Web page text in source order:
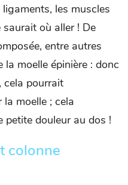
les muscles
où aller ! De
entre autres
la moelle épinière : donc
cela pourrait
moelle ; cela
petite douleur au dos !
colonne